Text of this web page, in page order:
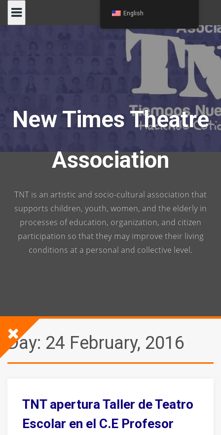
New Times Theatre
Association
TNT is an artistic and socio-cultural association that
supports children, youth, women, and the elderly in
processes of education, organization, and citizen
participation so that they may improve their living
conditions at a personal and collective level.
Day: 24 February, 2016
TNT apertura Taller de Teatro
Escolar en el C.E Profesor
English